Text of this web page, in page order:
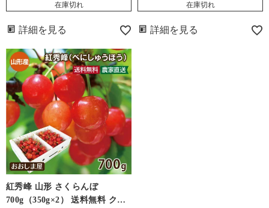
在庫切れ
詳細を見る
在庫切れ
詳細を見る
紅秀峰 山形 さくらんぼ
700g（350g×2） 送料無料 クー